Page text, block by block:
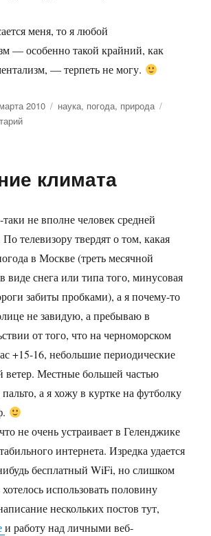
меня, то я любой
— особенно такой крайний, как
— терпеть не могу.
2010 Метки
наука, погода, природа
к
тоньше,
думаем
климата
не вполне человек средней
телевизору твердят о том, какая
в Москве (треть месячной
виде снега или типа того, минусовая
забиты пробками), а я почему-то
не завидую, а пребываю в
от того, что на черноморском
+15-16, небольшие периодические
ветер. Местные большей частью
а я хожу в куртке на футболку
не очень устраивает в Геленджике
интернета. Изредка удается
бесплатный WiFi, но слишком
использовать половину
нескольких постов тут,
и работу над личными веб-